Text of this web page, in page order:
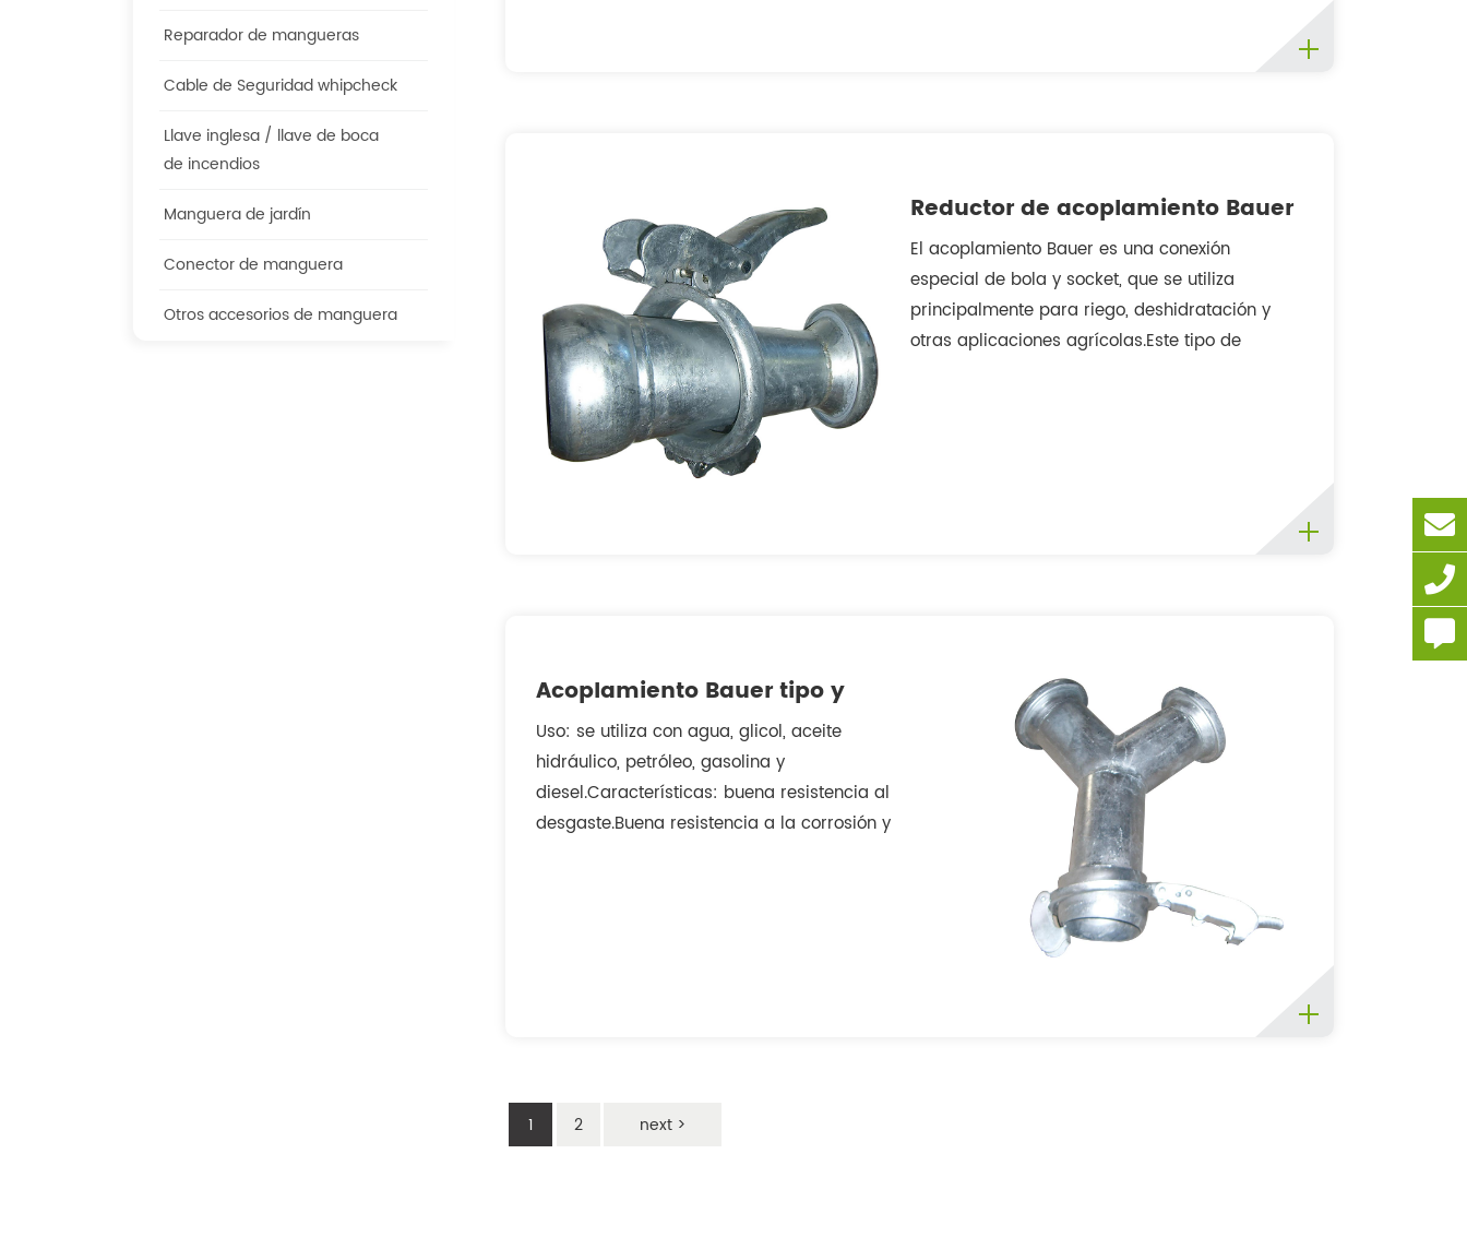
Reductor de acoplamiento Bauer
El acoplamiento Bauer es una conexión
especial de bola y socket, que se utiliza
principalmente para riego, deshidratación y
otras aplicaciones agrícolas.Este tipo de
Acoplamiento Bauer tipo y
Uso: se utiliza con agua, glicol, aceite
hidráulico, petróleo, gasolina y
diesel.Características: buena resistencia al
desgaste.Buena resistencia a la corrosión y
1 2 next >
Reparador de mangueras
Cable de Seguridad whipcheck
Llave inglesa / llave de boca
de incendios
Manguera de jardín
Conector de manguera
Otros accesorios de manguera